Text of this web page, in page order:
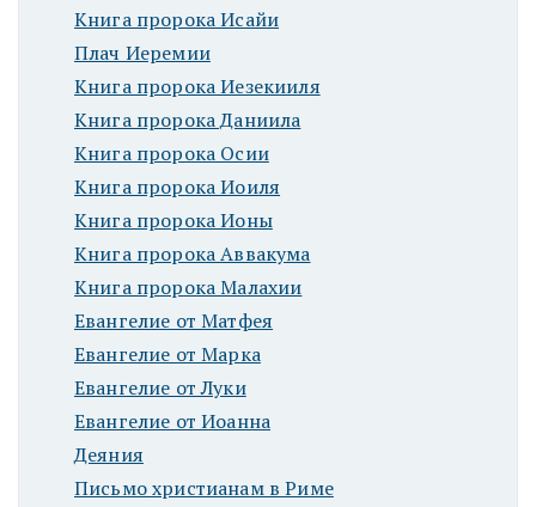
Книга пророка Исайи
Плач Иеремии
Книга пророка Иезекииля
Книга пророка Даниила
Книга пророка Осии
Книга пророка Иоиля
Книга пророка Ионы
Книга пророка Аввакума
Книга пророка Малахии
Евангелие от Матфея
Евангелие от Марка
Евангелие от Луки
Евангелие от Иоанна
Деяния
Письмо христианам в Риме